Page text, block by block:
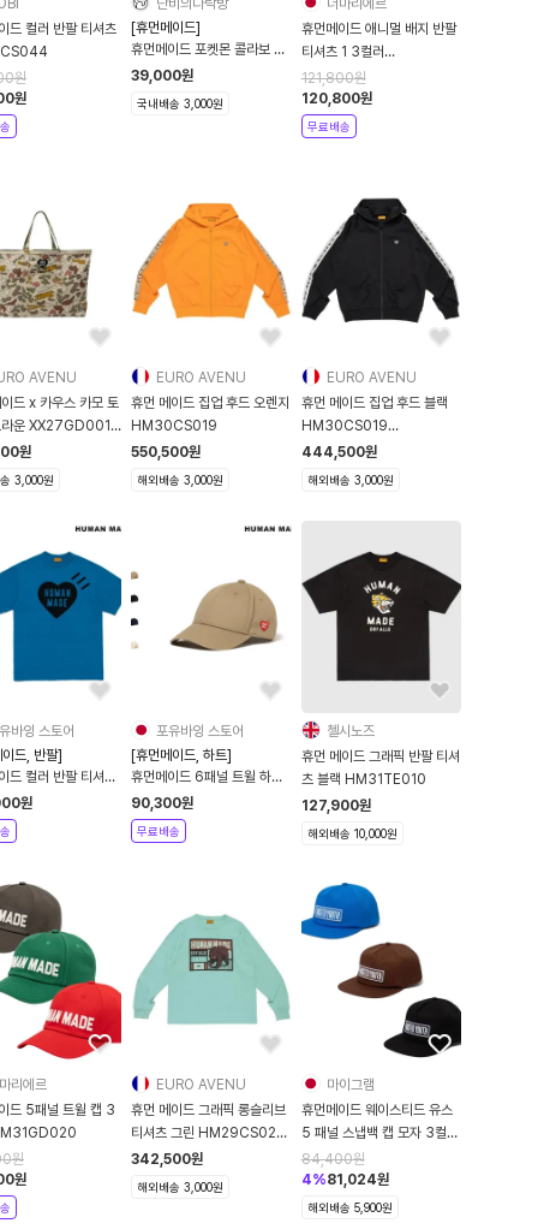
드 컬러 반팔 티셔츠
원
원
[휴먼메이드]
휴먼메이드 포켓몬 콜라보 피
카츄 볼펜
39,000원
국내배송 3,000원
휴먼메이드 애니멀 배지 반팔
티셔츠 1 3컬러
HM31CS112
121,800원
120,800원
무료배송
AVENU
드 x 카우스 카모 토
라운 XX27GD001
원
3,000원
EURO AVENU
휴먼 메이드 집업 후드 오렌지
HM30CS019
550,500원
해외배송 3,000원
EURO AVENU
휴먼 메이드 집업 후드 블랙
HM30CS019
HM30CS019
444,500원
해외배송 3,000원
바잉 스토어
드, 반팔]
드 컬러 반팔 티셔츠
원
포유바잉 스토어
[휴먼메이드, 하트]
휴먼메이드 6패널 트윌 하트
배지 볼캡
90,300원
무료배송
첼시노즈
휴먼 메이드 그래픽 반팔 티셔
츠 블랙 HM31TE010
127,900원
해외배송 10,000원
리에르
드 5패널 트윌 캡 3
원
원
EURO AVENU
휴먼 메이드 그래픽 롱슬리브
티셔츠 그린 HM29CS024
HM29CS024
342,500원
해외배송 3,000원
마이그램
휴먼메이드 웨이스티드 유스
5 패널 스냅백 캡 모자 3컬러
WY25GD010
84,400원
4%81,024원
해외배송 5,900원